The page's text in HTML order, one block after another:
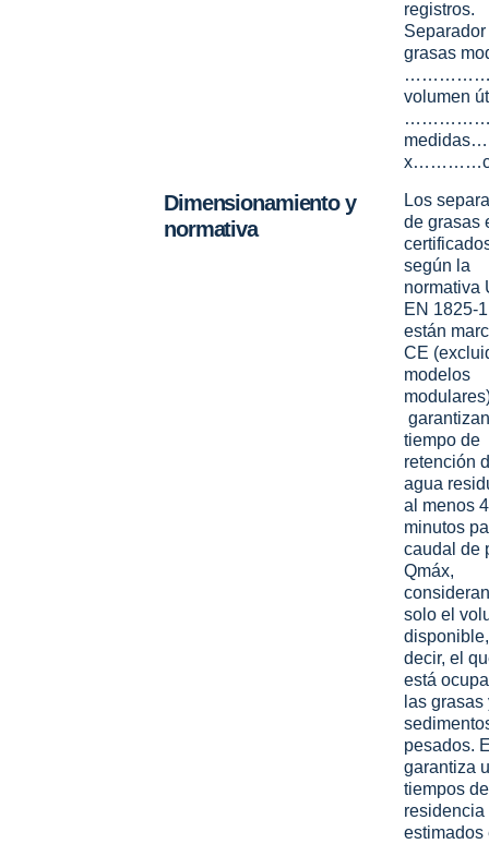
registros.
Separador
grasas
volumen
Dimensionamiento y
normativa
Los
de grasas
según la
normativa
EN 1825-
están
CE
modelos
tiempo de
retención
agua
al menos 4
minutos
caudal de
Qmáx,
solo el
decir, el
está
las grasas
pesados.
garantiza
tiempos de
residencia
estimados